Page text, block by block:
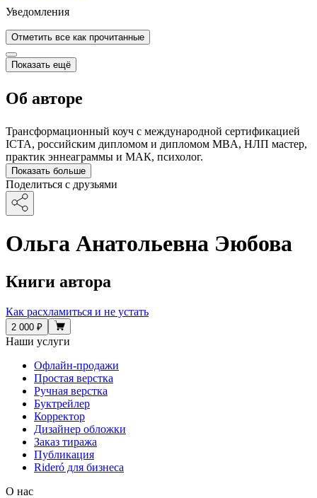
Уведомления
Отметить все как прочитанные
Показать ещё
Об авторе
Трансформационный коуч с международной сертификацией
ICTA, российским дипломом и дипломом MBA, НЛП мастер,
практик эннеаграммы и МАК, психолог.
Показать больше
Поделиться с друзьями
Ольга Анатольевна Эюбова
Книги автора
Как расхламиться и не устать
2 000 ₽
Наши услуги
Офлайн-продажи
Простая верстка
Ручная верстка
Буктрейлер
Корректор
Дизайнер обложки
Заказ тиража
Публикация
Rideró для бизнеса
О нас